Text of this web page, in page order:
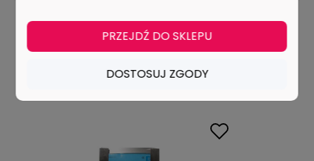
POWIĄZANE PRODUKTY
PRZEJDŹ DO SKLEPU
DOSTOSUJ ZGODY